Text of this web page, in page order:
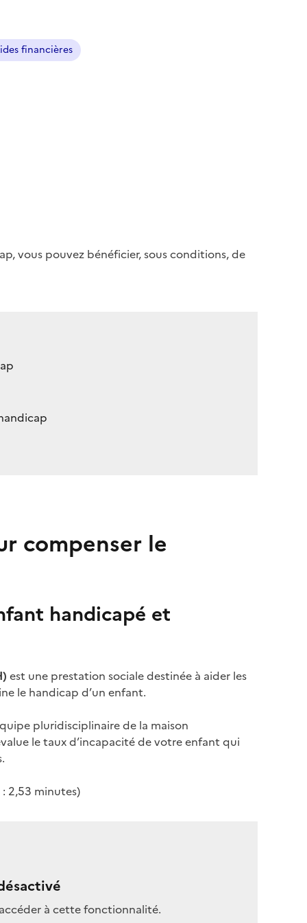
financières
vous pouvez bénéficier, sous conditions, de
compenser le
handicapé et
est une prestation sociale destinée à aider les
le handicap d’un enfant.
pluridisciplinaire de la maison
le taux d’incapacité de votre enfant qui
: 2,53 minutes)
à cette fonctionnalité.